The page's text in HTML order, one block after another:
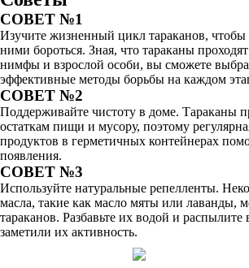
СОВЕТ №1
Изучите жизненный цикл тараканов, чтобы
ними бороться. Зная, что тараканы
нимфы и взрослой особи, вы сможете
эффективные методы борьбы на каждом
СОВЕТ №2
Поддерживайте чистоту в доме. Тараканы
остаткам пищи и мусору, поэтому
продуктов в герметичных контейнерах
появления.
СОВЕТ №3
Используйте натуральные репелленты.
масла, такие как масло мяты или лаванды,
тараканов. Разбавьте их водой и распылите
заметили их активность.